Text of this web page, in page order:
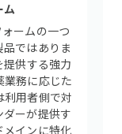
ム
ームの一つ
ではありま
供する強力
業務に応じた
利用者側で対
ーが提供す
メインに特化